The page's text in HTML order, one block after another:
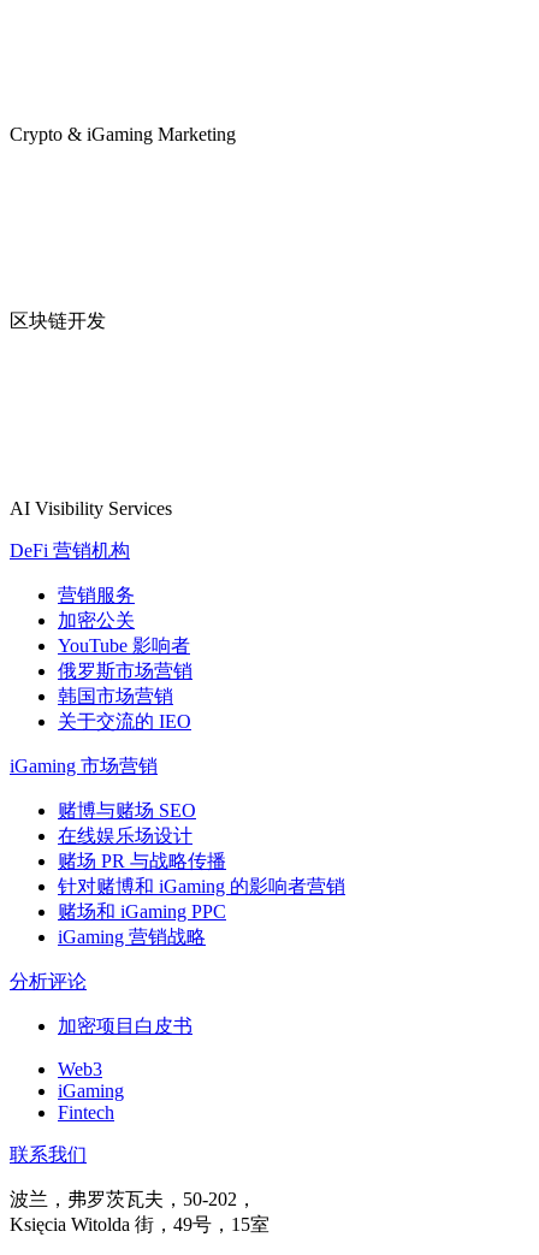
Crypto & iGaming Marketing
区块链开发
AI Visibility Services
DeFi 营销机构
营销服务
加密公关
YouTube 影响者
俄罗斯市场营销
韩国市场营销
关于交流的 IEO
iGaming 市场营销
赌博与赌场 SEO
在线娱乐场设计
赌场 PR 与战略传播
针对赌博和 iGaming 的影响者营销
赌场和 iGaming PPC
iGaming 营销战略
分析评论
加密项目白皮书
Web3
iGaming
Fintech
联系我们
波兰，弗罗茨瓦夫，50-202，
Księcia Witolda 街，49号，15室